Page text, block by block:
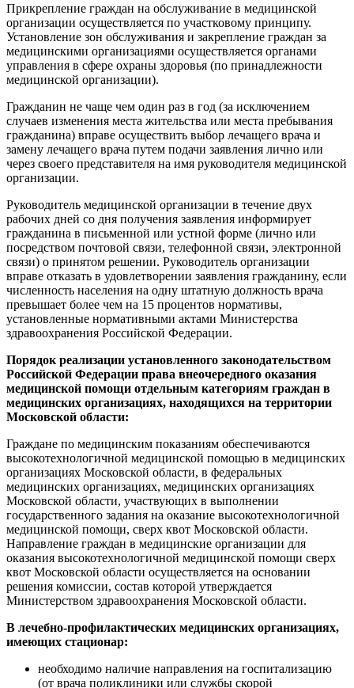
Прикрепление граждан на обслуживание в медицинской
организации осуществляется по участковому принципу.
Установление зон обслуживания и закрепление граждан за
медицинскими организациями осуществляется органами
управления в сфере охраны здоровья (по принадлежности
медицинской организации).
Гражданин не чаще чем один раз в год (за исключением
случаев изменения места жительства или места пребывания
гражданина) вправе осуществить выбор лечащего врача и
замену лечащего врача путем подачи заявления лично или
через своего представителя на имя руководителя медицинской
организации.
Руководитель медицинской организации в течение двух
рабочих дней со дня получения заявления информирует
гражданина в письменной или устной форме (лично или
посредством почтовой связи, телефонной связи, электронной
связи) о принятом решении. Руководитель организации
вправе отказать в удовлетворении заявления гражданину, если
численность населения на одну штатную должность врача
превышает более чем на 15 процентов нормативы,
установленные нормативными актами Министерства
здравоохранения Российской Федерации.
Порядок реализации установленного законодательством
Российской Федерации права внеочередного оказания
медицинской помощи отдельным категориям граждан в
медицинских организациях, находящихся на территории
Московской области:
Граждане по медицинским показаниям обеспечиваются
высокотехнологичной медицинской помощью в медицинских
организациях Московской области, в федеральных
медицинских организациях, медицинских организациях
Московской области, участвующих в выполнении
государственного задания на оказание высокотехнологичной
медицинской помощи, сверх квот Московской области.
Направление граждан в медицинские организации для
оказания высокотехнологичной медицинской помощи сверх
квот Московской области осуществляется на основании
решения комиссии, состав которой утверждается
Министерством здравоохранения Московской области.
В лечебно-профилактических медицинских организациях,
имеющих стационар:
необходимо наличие направления на госпитализацию
(от врача поликлиники или службы скорой